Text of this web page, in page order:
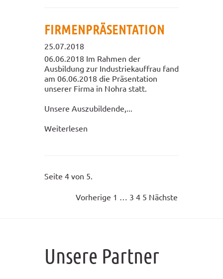
FIRMENPRÄSENTATION
25.07.2018
06.06.2018 Im Rahmen der
Ausbildung zur Industriekauffrau fand
am 06.06.2018 die Präsentation
unserer Firma in Nohra statt.
Unsere Auszubildende,...
Weiterlesen
Seite 4 von 5.
Vorherige 1 3 4 5 Nächste
Unsere Partner